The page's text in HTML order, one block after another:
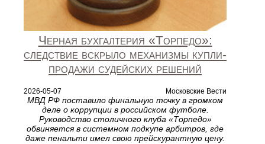
Черная бухгалтерия «Торпедо»:
следствие вскрыло механизмы купли-
продажи судейских решений
2026-05-07 Московские Вести
МВД РФ поставило финальную точку в громком
деле о коррупции в российском футболе.
Руководство столичного клуба «Торпедо»
обвиняется в системном подкупе арбитров, где
даже пенальти имел свою прейскурантную цену.